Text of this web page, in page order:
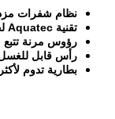
نظام شفرات
تقنية
رؤوس مرنة تتبع
رأس قابل للغسل
بطارية تدوم لأكثر من 40 دقيقة من